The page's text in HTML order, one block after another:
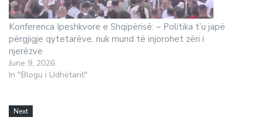
Konferenca Ipeshkvore e Shqipërisë: – Politika t’u japë
përgjigje qytetarëve, nuk mund të injorohet zëri i
njerëzve
June 9, 2026
In "Blogu i Udhëtarit"
Next